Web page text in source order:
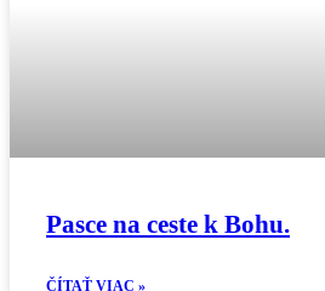
Pasce na ceste k Bohu.
ČÍTAŤ VIAC »